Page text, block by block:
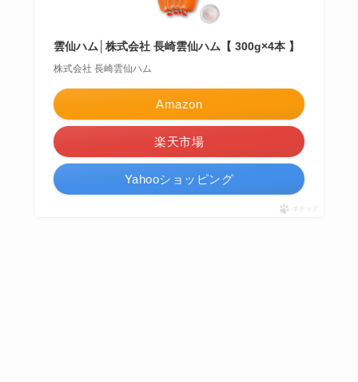
雲仙ハム│株式会社 長崎雲仙ハム【 300g×4本 】
株式会社 長崎雲仙ハム
Amazon
楽天市場
Yahooショッピング
ポチップ